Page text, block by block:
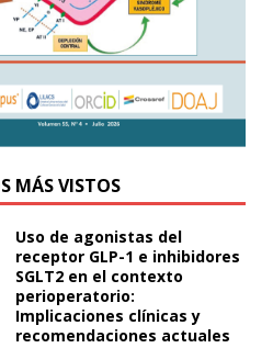
MÁS VISTOS
Uso de agonistas del
receptor GLP-1 e inhibidores
SGLT2 en el contexto
perioperatorio:
Implicaciones clínicas y
recomendaciones actuales